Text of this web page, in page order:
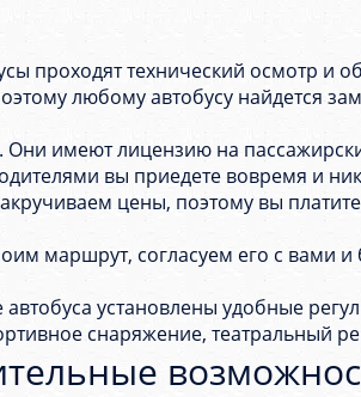
проходят технический осмотр
любому автобусу найдется
имеют лицензию на
вы приедете вовремя и
цены, поэтому вы
маршрут, согласуем его с вами
установлены удобные
снаряжение, театральный